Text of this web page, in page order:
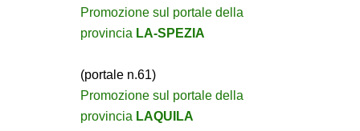
Promozione sul portale della
provincia LA-SPEZIA
(portale n.61)
Promozione sul portale della
provincia LAQUILA